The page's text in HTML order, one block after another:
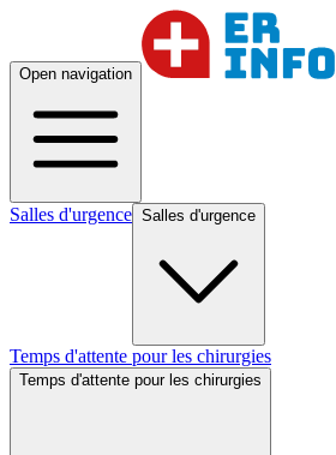
Open navigation
Salles d'urgence Salles d'urgence
Temps d'attente pour les chirurgies
Temps d'attente pour les chirurgies